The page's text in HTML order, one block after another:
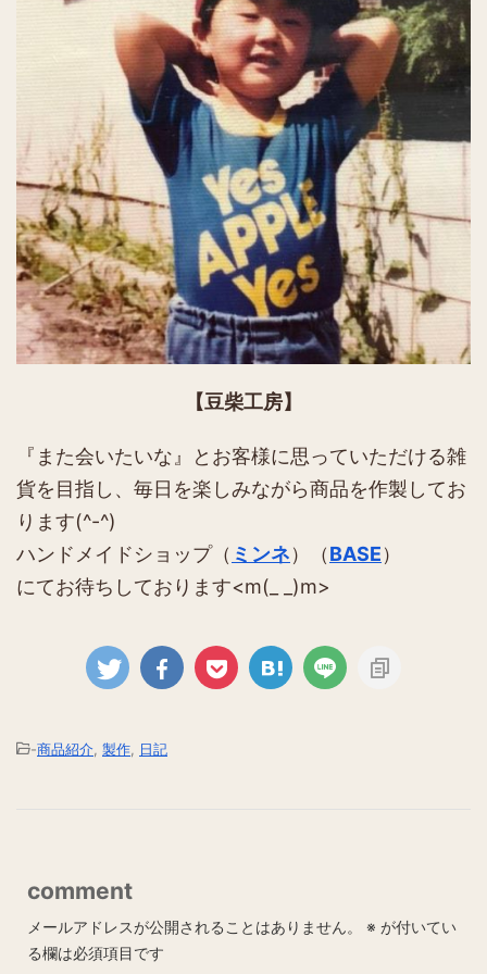
【豆柴工房】
『また会いたいな』とお客様に思っていただける雑
貨を目指し、毎日を楽しみながら商品を作製してお
ります(^-^)
ハンドメイドショップ（ ミンネ）（BASE）
にてお待ちしております<m(_ _)m>
-商品紹介 製作 日記
comment
メールアドレスが公開されることはありません。 ※ が付いてい
る欄は必須項目です